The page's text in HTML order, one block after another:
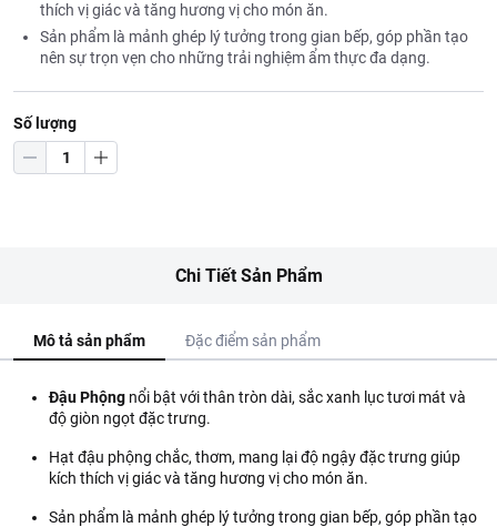
thích vị giác và tăng hương vị cho món ăn.
Sản phẩm là mảnh ghép lý tưởng trong gian bếp, góp phần tạo
nên sự trọn vẹn cho những trải nghiệm ẩm thực đa dạng.
Số lượng
Chi Tiết Sản Phẩm
Mô tả sản phẩm Đặc điểm sản phẩm
Đậu Phộng nổi bật với thân tròn dài, sắc xanh lục tươi mát và
độ giòn ngọt đặc trưng.
Hạt đậu phộng chắc, thơm, mang lại độ ngậy đặc trưng giúp
kích thích vị giác và tăng hương vị cho món ăn.
Sản phẩm là mảnh ghép lý tưởng trong gian bếp, góp phần tạo